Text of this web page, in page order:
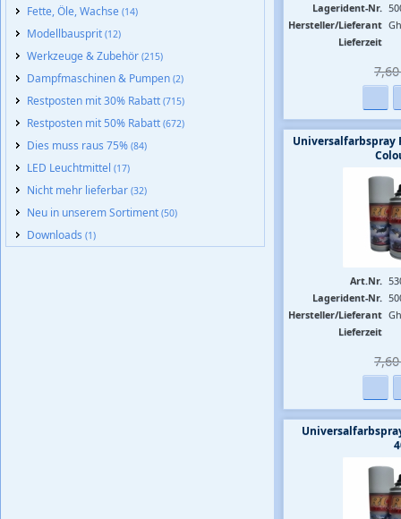
Fette, Öle, Wachse (14)
Modellbausprit (12)
Werkzeuge & Zubehör (215)
Dampfmaschinen & Pumpen (2)
Restposten mit 30% Rabatt (715)
Restposten mit 50% Rabatt (672)
Dies muss raus 75% (84)
LED Leuchtmittel (17)
Nicht mehr lieferbar (32)
Neu in unserem Sortiment (50)
Downloads (1)
Lagerident-Nr.
Hersteller/Lieferant
Lieferzeit
7,60
Universalfarbspray
Art.Nr.
Lagerident-Nr.
Hersteller/Lieferant
Lieferzeit
7,60